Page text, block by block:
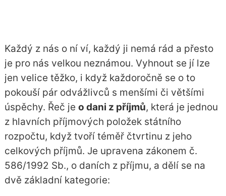
Každý z nás o ní ví, každý ji nemá rád a přesto
je pro nás velkou neznámou. Vyhnout se jí lze
jen velice těžko, i když každoročně se o to
pokouší pár odvážlivců s menšími či většími
úspěchy. Řeč je o dani z příjmů, která je jednou
z hlavních příjmových položek státního
rozpočtu, když tvoří téměř čtvrtinu z jeho
celkových příjmů. Je upravena zákonem č.
586/1992 Sb., o daních z příjmu, a dělí se na
dvě základní kategorie: